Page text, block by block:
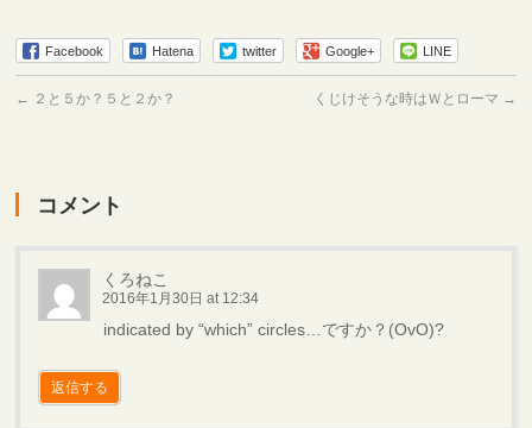
Facebook Hatena twitter Google+ LINE
← ２と５か？５と２か？ くじけそうな時はＷとローマ →
コメント
くろねこ
2016年1月30日 at 12:34
indicated by “which” circles…ですか？(OvO)?
返信する